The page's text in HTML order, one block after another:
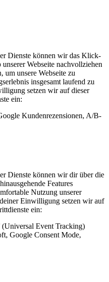
Dienste können wir das Klick-
Webseite nachvollziehen
um unsere Webseite zu
insgesamt laufend zu
setzen wir auf dieser
ein:
Kundenrezensionen, A/B-
Dienste können wir dir über die
Features
Nutzung unserer
Einwilligung setzen wir auf
ein:
Event Tracking)
Google Consent Mode,